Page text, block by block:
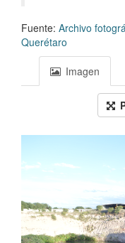
Fuente: Archivo
Querétaro
Imagen